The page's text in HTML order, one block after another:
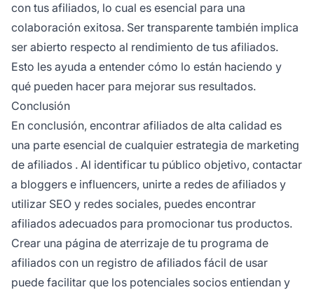
con tus afiliados, lo cual es esencial para una
colaboración exitosa. Ser transparente también implica
ser abierto respecto al rendimiento de tus afiliados.
Esto les ayuda a entender cómo lo están haciendo y
qué pueden hacer para mejorar sus resultados.
Conclusión
En conclusión, encontrar afiliados de alta calidad es
una parte esencial de cualquier estrategia de marketing
de afiliados . Al identificar tu público objetivo, contactar
a bloggers e influencers, unirte a redes de afiliados y
utilizar SEO y redes sociales, puedes encontrar
afiliados adecuados para promocionar tus productos.
Crear una página de aterrizaje de tu programa de
afiliados con un registro de afiliados fácil de usar
puede facilitar que los potenciales socios entiendan y